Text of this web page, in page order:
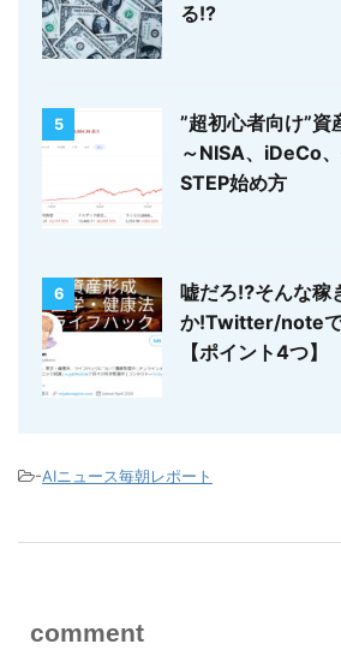
る!?
5
”超初心者向け”資
～NISA、iDeCo
STEP始め方
6
嘘だろ⁉そんな稼
か!Twitter/note
【ポイント4つ】
-AIニュース毎朝レポート
comment